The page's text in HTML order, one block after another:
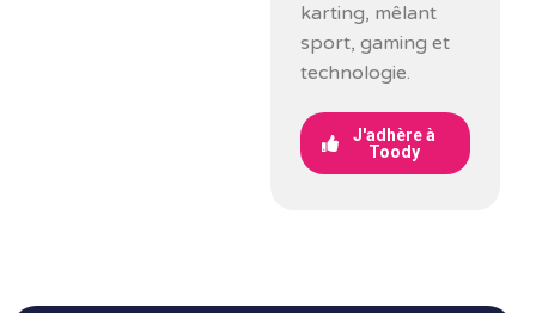
karting, mêlant
sport, gaming et
technologie.
J'adhère à
Toody